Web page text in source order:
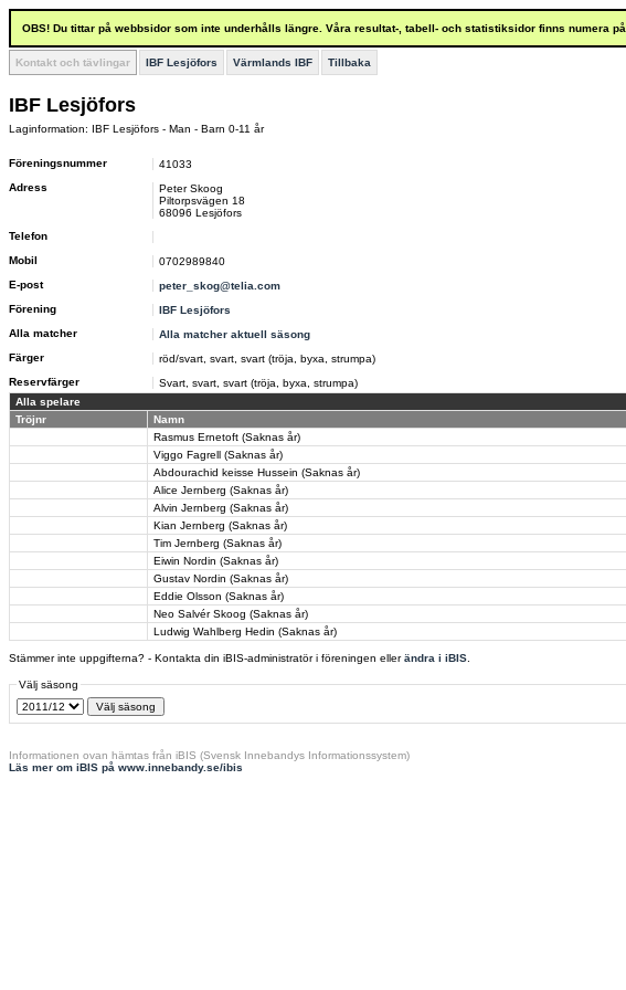
OBS! Du tittar på webbsidor som inte underhålls längre. Våra resultat-, tabell- och statistiksidor finns numera på
Kontakt och tävlingar IBF Lesjöfors Värmlands IBF Tillbaka
IBF Lesjöfors
Laginformation: IBF Lesjöfors - Man - Barn 0-11 år
Föreningsnummer
41033
Adress
Peter Skoog
Piltorpsvägen 18
68096 Lesjöfors
Telefon
Mobil
0702989840
E-post
peter_skog@telia.com
Förening
IBF Lesjöfors
Alla matcher
Alla matcher aktuell säsong
Färger
röd/svart, svart, svart (tröja, byxa, strumpa)
Reservfärger
Svart, svart, svart (tröja, byxa, strumpa)
Alla spelare
Tröjnr
Namn
Rasmus Ernetoft (Saknas år)
Viggo Fagrell (Saknas år)
Abdourachid keisse Hussein (Saknas år)
Alice Jernberg (Saknas år)
Alvin Jernberg (Saknas år)
Kian Jernberg (Saknas år)
Tim Jernberg (Saknas år)
Eiwin Nordin (Saknas år)
Gustav Nordin (Saknas år)
Eddie Olsson (Saknas år)
Neo Salvér Skoog (Saknas år)
Ludwig Wahlberg Hedin (Saknas år)
Stämmer inte uppgifterna? - Kontakta din iBIS-administratör i föreningen ellerändra i iBIS
Välj säsong
Informationen ovan hämtas från iBIS (Svensk Innebandys Informationssystem)
Läs mer om iBIS på www.innebandy.se/ibis